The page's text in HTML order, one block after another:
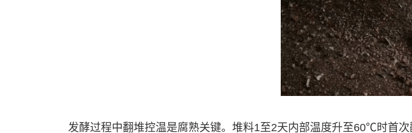
发酵过程中翻堆控温是腐熟关键。堆料1至2天内部温度升至60℃时首